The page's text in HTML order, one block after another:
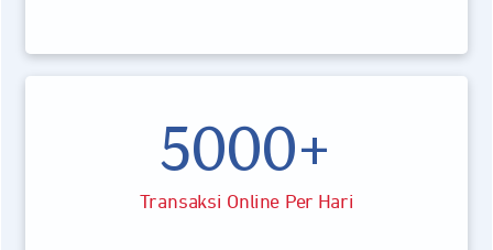
5000+
Transaksi Online Per Hari